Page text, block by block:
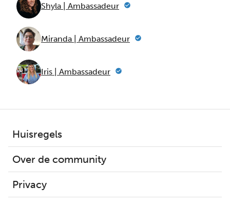
Shyla | Ambassadeur
Miranda | Ambassadeur
Iris | Ambassadeur
Huisregels
Over de community
Privacy